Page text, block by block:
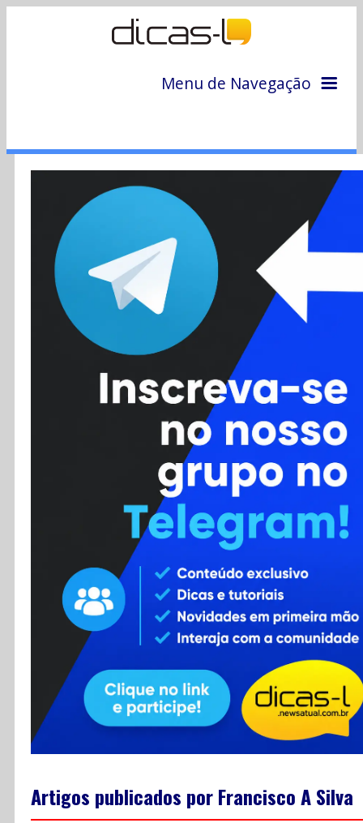
Menu de Navegação
Colunas
Colaboradores
Cursos
Enviar Dica
Contato
RSS
Artigos publicados por Francisco A Silva